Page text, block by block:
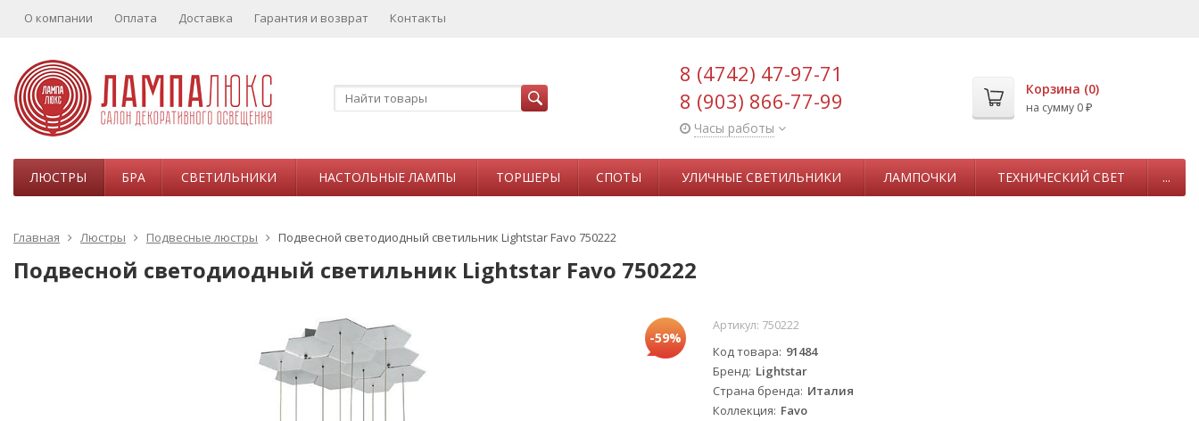
О компании Оплата Доставка Гарантия и возврат Контакты
8 (4742) 47-97-71
8 (903) 866-77-99
Часы работы
Корзина (0)
на сумму 0 ₽
ЛЮСТРЫ БРА СВЕТИЛЬНИКИ НАСТОЛЬНЫЕ ЛАМПЫ ТОРШЕРЫ СПОТЫ УЛИЧНЫЕ СВЕТИЛЬНИКИ ЛАМПОЧКИ ТЕХНИЧЕСКИЙ СВЕТ ...
Главная Люстры Подвесные люстры Подвесной светодиодный светильник Lightstar Favo 750222
Подвесной светодиодный светильник Lightstar Favo 750222
-59%
Артикул: 750222
Код товара 91484
Бренд Lightstar
Страна бренда Италия
Коллекция Favo